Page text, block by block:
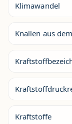
Klimawandel
Knallen aus
Kraftstoffe